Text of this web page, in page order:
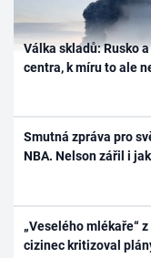
Válka skladů: Rusko
centra, k míru to ale
Smutná zpráva pro
NBA. Nelson zářil i
„Veselého mlékaře“
cizinec kritizoval